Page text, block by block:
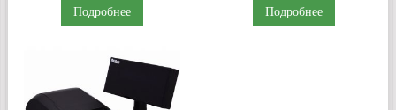
Подробнее Подробнее